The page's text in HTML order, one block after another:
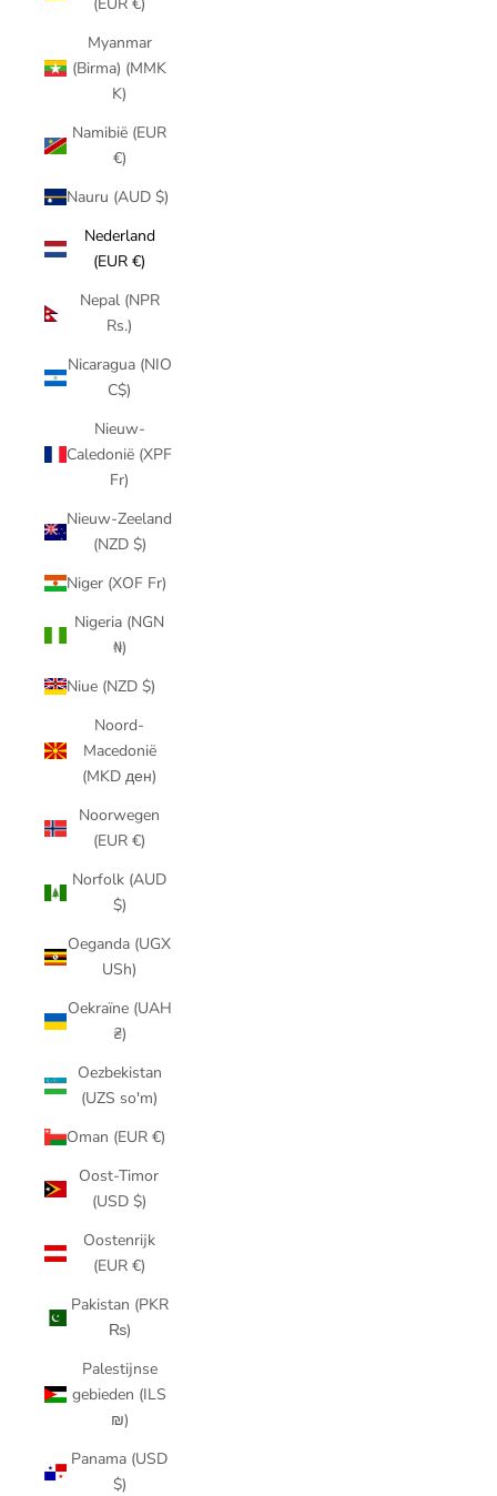
Myanmar
(Birma) (MMK
K)
Namibië (EUR
€)
Nauru (AUD $)
Nederland
(EUR €)
Nepal (NPR
Rs.)
Nicaragua (NIO
C$)
Nieuw-
Caledonië (XPF
Fr)
Nieuw-Zeeland
(NZD $)
Niger (XOF Fr)
Nigeria (NGN
₦)
Niue (NZD $)
Noord-
Macedonië
(MKD ден)
Noorwegen
(EUR €)
Norfolk (AUD
$)
Oeganda (UGX
USh)
Oekraïne (UAH
₴)
Oezbekistan
(UZS so'm)
Oman (EUR €)
Oost-Timor
(USD $)
Oostenrijk
(EUR €)
Pakistan (PKR
₨)
Palestijnse
gebieden (ILS
₪)
Panama (USD
$)